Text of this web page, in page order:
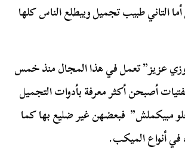
التاني طبيب تجميل وبيطلع الناس كلها
عزيز” تعمل في هذا المجال منذ خمس
أصبحن أكثر معرفة بأدوات التجميل
مبيكملش” فبعضهن غير ضليع بها كما
أنواع الميكب.